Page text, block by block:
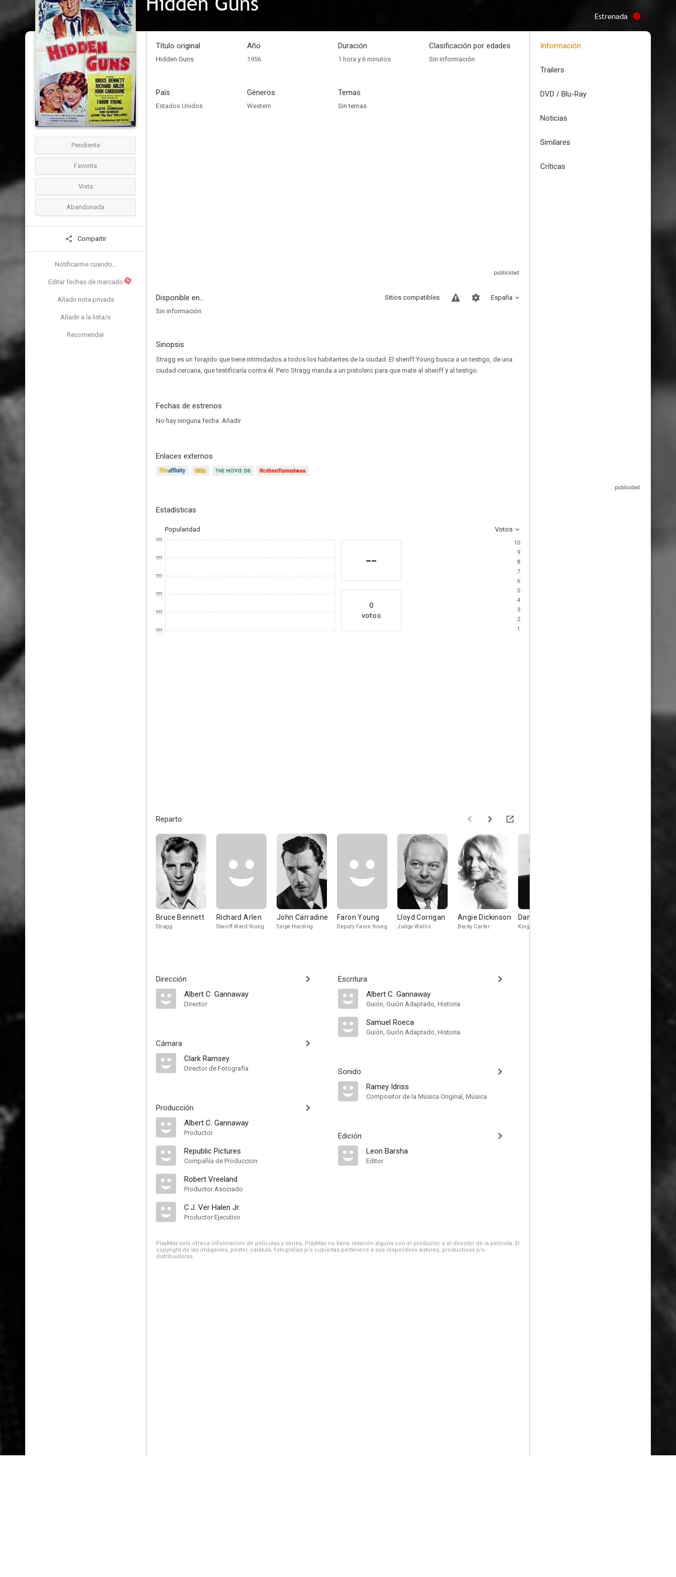
Estrenada
Pendiente
Favorita
Vista
Abandonada
Compartir
Notificarme cuando...
Editar fechas de marcado N
Añadir nota privada
Añadir a la lista/s
Recomendar
Título original
Hidden Guns
Año
1956
Duración
1 hora y 6 minutos
Clasificación por edades
Sin información
País
Estados Unidos
Géneros
Western
Temas
Sin temas
Disponible en... España
Sitios compatibles
Sin información
Sinopsis
Stragg es un forajido que tiene intimidados a todos los habitantes de la ciudad. El sheriff Young busca a un testigo, de una
ciudad cercana, que testificaría contra él. Pero Stragg manda a un pistolero para que mate al sheriff y al testigo.
Fechas de estrenos
No hay ninguna fecha. Añadir
Enlaces externos
Estadísticas
Popularidad Votos
???
???
???
???
???
???
--
0
votos
10
9
8
7
6
5
4
3
2
1
Reparto
Bruce Bennett
Stragg
Richard Arlen
Sheriff Ward Young
John Carradine
Snipe Harding
Faron Young
Deputy Faron Young
Lloyd Corrigan
Judge Wallis
Angie Dickinson
Becky Carter
Damian O'Flynn
Kingsley
Dirección
Albert C. Gannaway
Director
Cámara
Clark Ramsey
Director de Fotografía
Producción
Albert C. Gannaway
Productor
Republic Pictures
Compañía de Produccion
Robert Vreeland
Productor Asociado
C.J. Ver Halen Jr.
Productor Ejecutivo
Escritura
Albert C. Gannaway
Guión, Guión Adaptado, Historia
Samuel Roeca
Guión, Guión Adaptado, Historia
Sonido
Ramey Idriss
Compositor de la Música Original, Música
Edición
Leon Barsha
Editor
PlayMax solo ofrece información de películas y series, PlayMax no tiene relación alguna con el productor o el director de la película. El
copyright de las imágenes, póster, carátula, fotografías y/o cubiertas pertenece a sus respectivos autores, productoras y/o
distribuidoras.
Información
Trailers
DVD / Blu-Ray
Noticias
Similares
Críticas